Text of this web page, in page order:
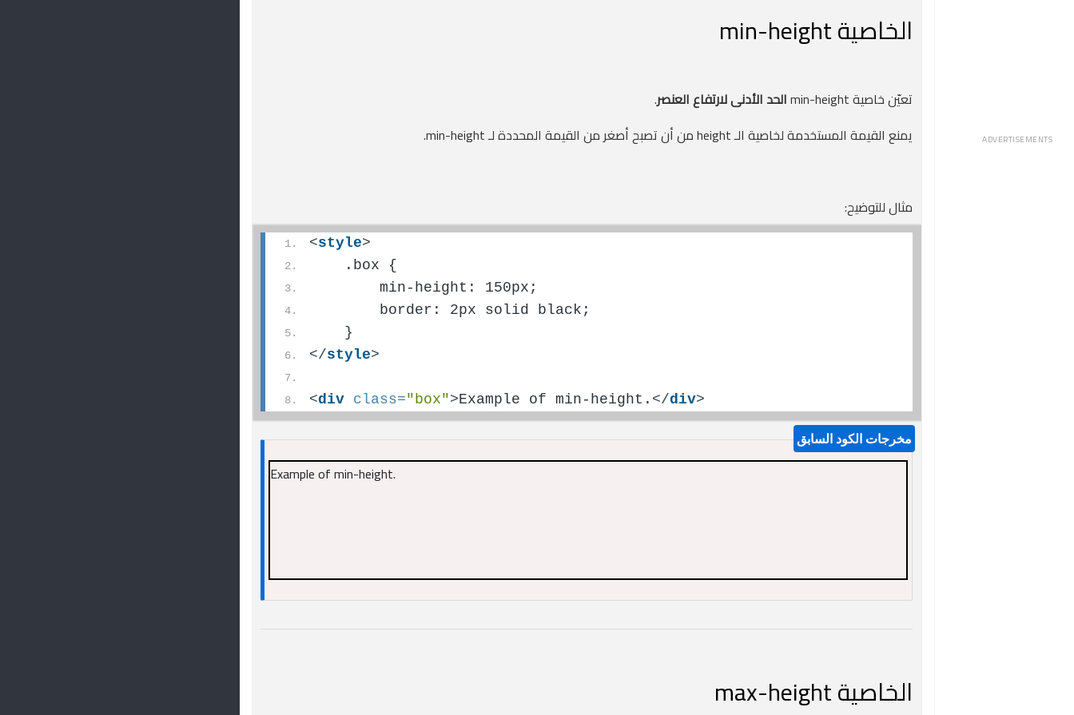
ADVERTISEMENTS
الخاصية min-height
تعيّن خاصية min-height الحد الأدنى لارتفاع العنصر.
يمنع القيمة المستخدمة لخاصية الـ height من أن تصبح أصغر من القيمة المحددة لـ min-height.
مثال للتوضيح:
<style>
    .box {
        min-height: 150px;
        border: 2px solid black;
    }
</style>
<div class="box">Example of min-height. </div>
Example of min-height.
الخاصية max-height